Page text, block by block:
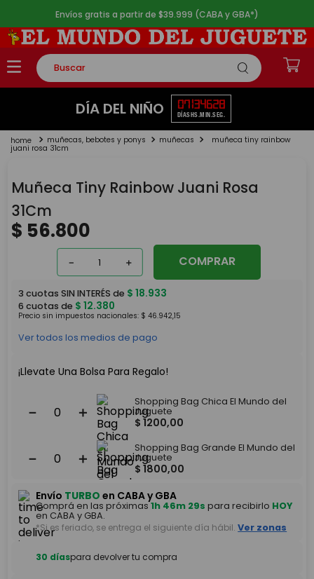
Envíos gratis a partir de $39.999 (CABA y GBA*)
Buscar
TÉRMINOS MÁS BUSCADOS
2.
lego
4.
monopatin
5. toy story
DÍA DEL NIÑO 07
DÍAS
13
HS.
46
MIN.
28
SEG.
muñecas, bebotes y ponys muñecas muñeca tiny rainbow
juani rosa 31cm
Muñeca Tiny Rainbow Juani Rosa
31Cm
$ 56.800
＋
－ COMPRAR
3 cuotas SIN INTERÉS de $ 18.933
6 cuotas de $ 12.380
Precio sin impuestos nacionales: $ 46.942,15
Ver todos los medios de pago
¡Llevate Una Bolsa Para Regalo!
＋
－
Shopping Bag Chica El Mundo del
Juguete
$ 1200,00
＋
－
Shopping Bag Grande El Mundo del
Juguete
$ 1800,00
Envío TURBO en CABA y GBA
Comprá en las próximas1h 46m 29s para recibirlo HOY
en CABA y GBA.
*Si es feriado, se entrega el siguiente día hábil. Ver zonas
30 díaspara devolver tu compra